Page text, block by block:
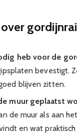
heb voor de
bevestigt.
blijven zitten.
muur geplaatst
de muur als aan
en wat praktisch